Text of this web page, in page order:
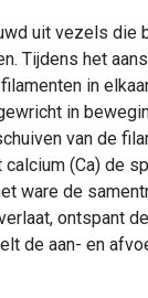
uit vezels die
Tijdens het
in
in
van de
(Ca) de
ware de
ontspant
de aan- en